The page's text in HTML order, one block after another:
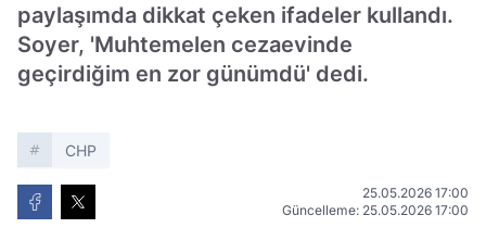
paylaşımda dikkat çeken ifadeler kullandı.
Soyer, 'Muhtemelen cezaevinde
geçirdiğim en zor günümdü' dedi.
CHP
25.05.2026 17:00
Güncelleme: 25.05.2026 17:00